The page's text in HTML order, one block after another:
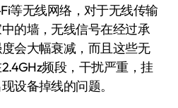
等无线网络，对于无线传输
的墙，无线信号在经过承
会大幅衰减，而且这些无
频段，干扰严重，挂
设备掉线的问题。